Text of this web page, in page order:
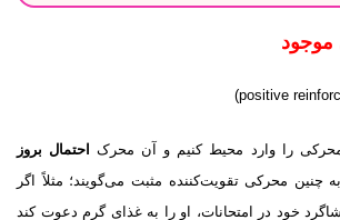
موجود
را وارد محیط کنیم و آن محرک
احتمال بروز
چنین محرکى تقویت‌کننده مثبت مى‌گویند؛ مثلاً اگر
خود در امتحانات، او را به غذاى گرم دعوت کند